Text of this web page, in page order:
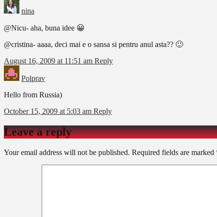
nina
@Nicu- aha, buna idee 😀
@cristina- aaaa, deci mai e o sansa si pentru anul asta?? 🙂
August 16, 2009 at 11:51 am Reply
Polprav
Hello from Russia)
October 15, 2009 at 5:03 am Reply
Leave a reply
Your email address will not be published. Required fields are marked